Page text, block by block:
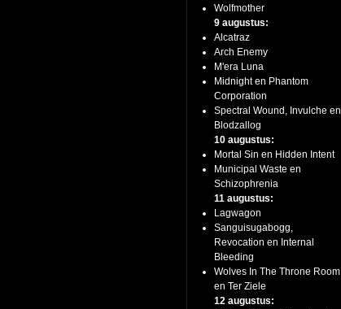
Wolfmother
9 augustus:
Alcatraz
Arch Enemy
M'era Luna
Midnight en Phantom
Corporation
Spectral Wound, Invulche en
Blodzallog
10 augustus:
Mortal Sin en Hidden Intent
Municipal Waste en
Schizophrenia
11 augustus:
Lagwagon
Sanguisugabogg,
Revocation en Internal
Bleeding
Wolves In The Throne Room
en Ter Ziele
12 augustus: